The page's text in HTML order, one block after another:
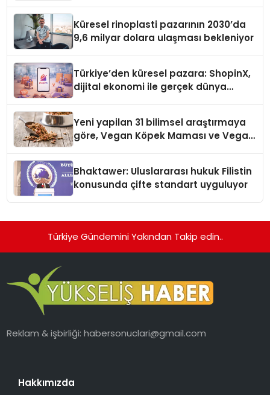
Küresel rinoplasti pazarının 2030’da
9,6 milyar dolara ulaşması bekleniyor
Türkiye’den küresel pazara: ShopinX,
dijital ekonomi ile gerçek dünya
Yeni yapilan 31 bilimsel araştırmaya
göre, Vegan Köpek Maması ve Vegan
Bhaktawer: Uluslararası hukuk Filistin
konusunda çifte standart uyguluyor
Türkiye Gündemini Yakından Takip edin..
Reklam & işbirliği:habersonuclari@gmail.com
Hakkımızda